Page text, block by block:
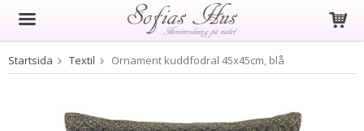
Produkten har blivit tillagd i varukorgen
Startsida Textil Ornament kuddfodral 45x45cm, blå